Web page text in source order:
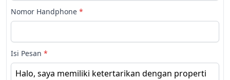
Nomor Handphone *
Isi Pesan *